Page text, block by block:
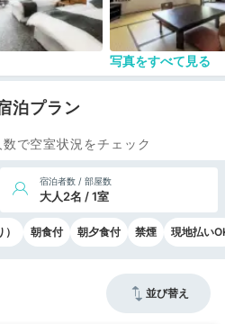
写真をすべて見る
泊プラン
で空室状況をチェック
宿泊者数 / 部屋数
大人2名 / 1室
朝食付 朝夕食付 禁煙 現地払い
並び替え